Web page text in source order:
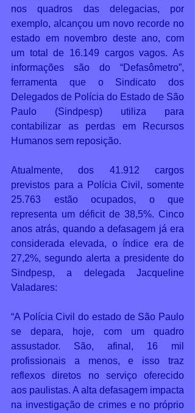
nos quadros das delegacias, por
exemplo, alcançou um novo recorde no
estado em novembro deste ano, com
um total de 16.149 cargos vagos. As
informações são do “Defasômetro”,
ferramenta que o Sindicato dos
Delegados de Polícia do Estado de São
Paulo (Sindpesp) utiliza para
contabilizar as perdas em Recursos
Humanos sem reposição.
Atualmente, dos 41.912 cargos
previstos para a Polícia Civil, somente
25.763 estão ocupados, o que
representa um déficit de 38,5%. Cinco
anos atrás, quando a defasagem já era
considerada elevada, o índice era de
27,2%, segundo alerta a presidente do
Sindpesp, a delegada Jacqueline
Valadares:
“A Polícia Civil do estado de São Paulo
se depara, hoje, com um quadro
assustador. São, afinal, 16 mil
profissionais a menos, e isso traz
reflexos diretos no serviço oferecido
aos paulistas. A alta defasagem impacta
na investigação de crimes e no próprio